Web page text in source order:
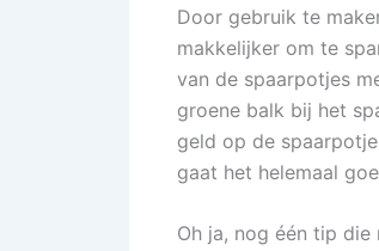
Door gebruik te
makkelijker om te
van de spaarpotjes
groene balk bij het
geld op de
gaat het helemaal
Oh ja, nog één tip